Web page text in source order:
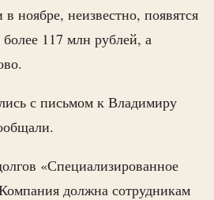
ноябре, неизвестно, появятся
117 млн рублей, а
с письмом к Владимиру
«Специализированное
должна сотрудникам